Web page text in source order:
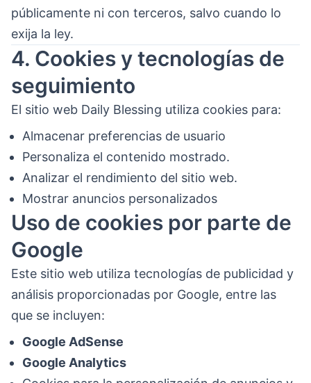
públicamente ni con terceros, salvo cuando lo
exija la ley.
4. Cookies y tecnologías de
seguimiento
El sitio web Daily Blessing utiliza cookies para:
Almacenar preferencias de usuario
Personaliza el contenido mostrado.
Analizar el rendimiento del sitio web.
Mostrar anuncios personalizados
Uso de cookies por parte de
Google
Este sitio web utiliza tecnologías de publicidad y
análisis proporcionadas por Google, entre las
que se incluyen:
Google AdSense
Google Analytics